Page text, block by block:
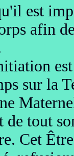
est
afin
sur la
Matern
de tout
Cet